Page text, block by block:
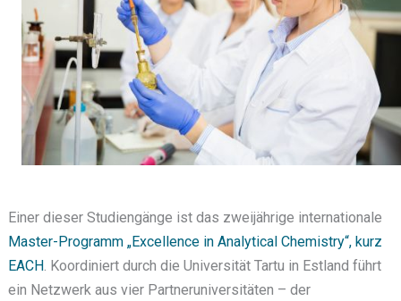
Einer dieser Studiengänge ist das zweijährige internationale
Master-Programm „Excellence in Analytical Chemistry“, kurz
EACH. Koordiniert durch die Universität Tartu in Estland führt
ein Netzwerk aus vier Partneruniversitäten – der